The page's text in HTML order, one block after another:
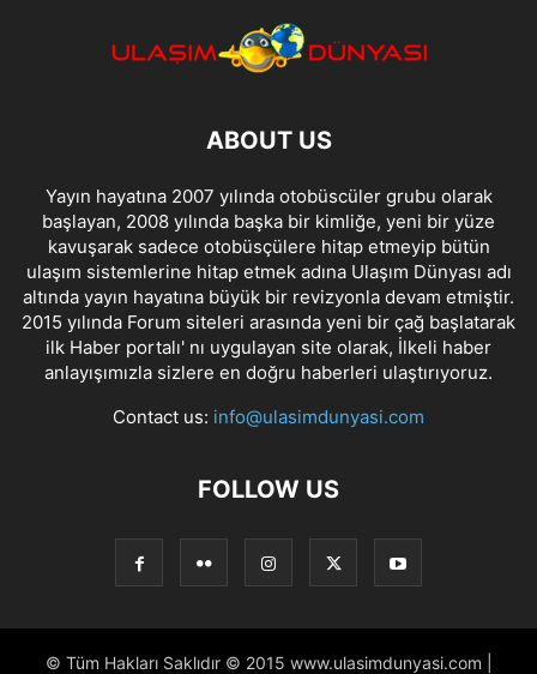
ABOUT US
Yayın hayatına 2007 yılında otobüscüler grubu olarak
başlayan, 2008 yılında başka bir kimliğe, yeni bir yüze
kavuşarak sadece otobüsçülere hitap etmeyip bütün
ulaşım sistemlerine hitap etmek adına Ulaşım Dünyası adı
altında yayın hayatına büyük bir revizyonla devam etmiştir.
2015 yılında Forum siteleri arasında yeni bir çağ başlatarak
ilk Haber portalı' nı uygulayan site olarak, İlkeli haber
anlayışımızla sizlere en doğru haberleri ulaştırıyoruz.
Contact us: info@ulasimdunyasi.com
FOLLOW US
© Tüm Hakları Saklıdır © 2015 www.ulasimdunyasi.com |